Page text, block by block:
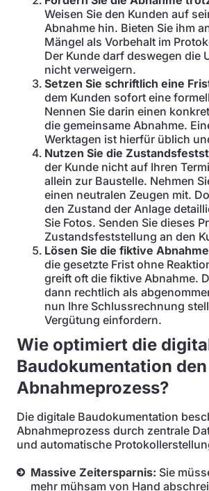
Weisen Sie den Kunden auf
Abnahme hin. Bieten Sie ihm
Mängel als Vorbehalt im
Der Kunde darf deswegen die
nicht verweigern.
Setzen Sie schriftlich eine
dem Kunden sofort eine
Nennen Sie darin einen
die gemeinsame Abnahme.
Werktagen ist hierfür üblich
Nutzen Sie die
der Kunde nicht auf Ihren
allein zur Baustelle. Nehmen
einen neutralen Zeugen mit.
den Zustand der Anlage
Sie Fotos. Senden Sie dieses
Zustandsfeststellung an den
Lösen Sie die fiktive
die gesetzte Frist ohne
greift oft die fiktive Abnahme.
dann rechtlich als
nun Ihre Schlussrechnung
Vergütung einfordern.
Wie optimiert die
Baudokumentation den
Abnahmeprozess?
Die digitale Baudokumentation
Abnahmeprozess durch zentrale
und automatische
Massive Zeitersparnis: Sie
mehr mühsam von Hand